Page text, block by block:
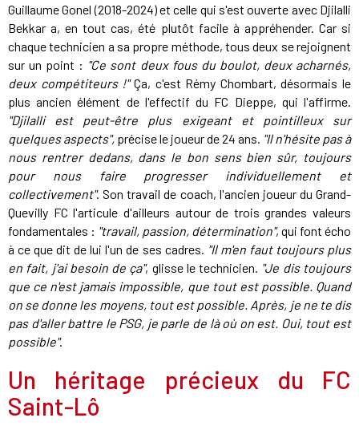
Guillaume Gonel (2018-2024) et celle qui s'est ouverte avec Djilalli
Bekkar a, en tout cas, été plutôt facile à appréhender. Car si
chaque technicien a sa propre méthode, tous deux se rejoignent
sur un point : "Ce sont deux fous du boulot, deux acharnés,
deux compétiteurs !"Ça, c'est Rémy Chombart, désormais le
plus ancien élément de l'effectif du FC Dieppe, qui l'affirme.
"Djilalli est peut-être plus exigeant et pointilleux sur
quelques aspects", précise le joueur de 24 ans. "Il n'hésite pas à
nous rentrer dedans, dans le bon sens bien sûr, toujours
pour nous faire progresser individuellement et
collectivement". Son travail de coach, l'ancien joueur du Grand-
Quevilly FC l'articule d'ailleurs autour de trois grandes valeurs
fondamentales : "travail, passion, détermination", qui font écho
à ce que dit de lui l'un de ses cadres. "Il m'en faut toujours plus
en fait, j'ai besoin de ça", glisse le technicien. "Je dis toujours
que ce n'est jamais impossible, que tout est possible. Quand
on se donne les moyens, tout est possible. Après, je ne te dis
pas d'aller battre le PSG, je parle de là où on est. Oui, tout est
possible".
Un héritage précieux du FC
Saint-Lô